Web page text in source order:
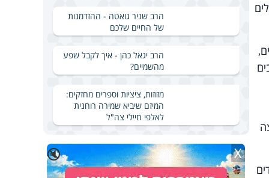
הרב שניר גואטה - ההזדמנות
של החיים שלכם
הרב יגאל כהן - איך לקבל שפע
מהשמיים?
מזוזות, ציציות וספרים מחזקים:
המיזם שיביא שמירה רוחנית
לאלפי חיילי צה"ל
🔇 X